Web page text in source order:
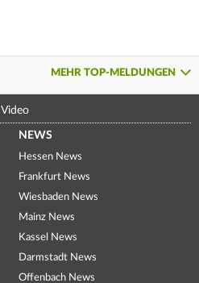
MEHR TOP-MELDUNGEN
Video
NEWS
Hessen News
Frankfurt News
Wiesbaden News
Mainz News
Kassel News
Darmstadt News
Offenbach News